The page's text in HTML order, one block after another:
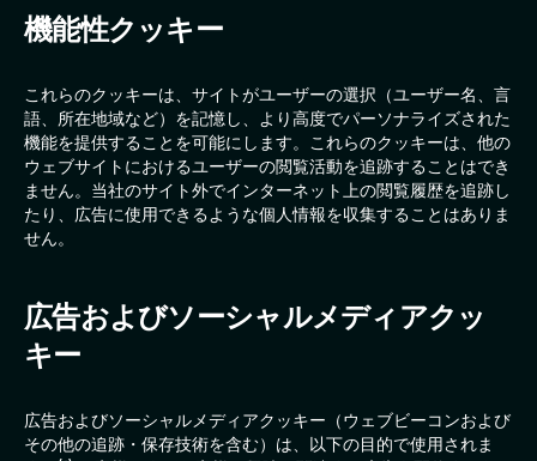
機能性クッキー
これらのクッキーは、サイトがユーザーの選択（ユーザー名、言
語、所在地域など）を記憶し、より高度でパーソナライズされた
機能を提供することを可能にします。これらのクッキーは、他の
ウェブサイトにおけるユーザーの閲覧活動を追跡することはでき
ません。当社のサイト外でインターネット上の閲覧履歴を追跡し
たり、広告に使用できるような個人情報を収集することはありま
せん。
広告およびソーシャルメディアクッ
キー
広告およびソーシャルメディアクッキー（ウェブビーコンおよび
その他の追跡・保存技術を含む）は、以下の目的で使用されま